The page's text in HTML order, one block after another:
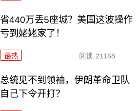
省440万丢5座城？美国这波操作
亏到姥姥家了！
最热 阅读 21168
总统见不到领袖，伊朗革命卫队
自己下令开打？